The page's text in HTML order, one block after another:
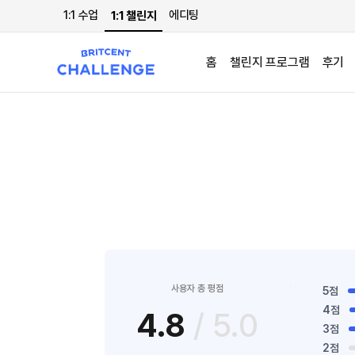
1:1 수업 1:1 챌린지 에디팅
홈 챌린지 프로그램 후기
사용자 총 평점
4.8 / 5.0
5점
4점
3점
2점